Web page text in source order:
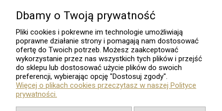
Dbamy o Twoją prywatność
Pliki cookies i pokrewne im technologie umożliwiają
poprawne działanie strony i pomagają nam dostosować
ofertę do Twoich potrzeb. Możesz zaakceptować
wykorzystanie przez nas wszystkich tych plików i przejść
do sklepu lub dostosować użycie plików do swoich
preferencji, wybierając opcję "Dostosuj zgody".
Więcej o plikach cookies przeczytasz w naszej Polityce
prywatności.